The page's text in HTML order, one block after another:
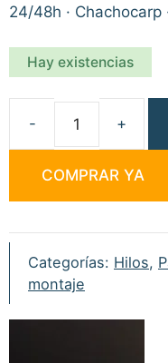
24/48h · Chachocarp
Hay existencias
COMPRAR YA
Categorías: Hilos,
montaje